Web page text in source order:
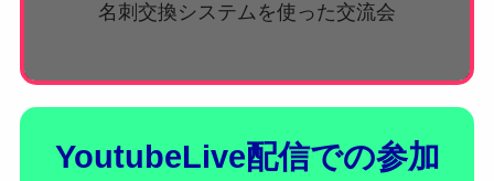
名刺交換システムを使った交流会
YoutubeLive配信での参加